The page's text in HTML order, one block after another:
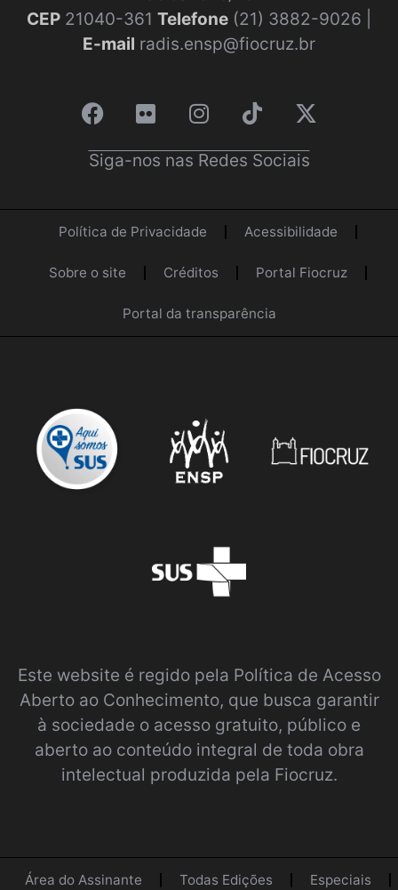
CEP 21040-361 Telefone (21) 3882-9026 |
E-mail radis.ensp@fiocruz.br
Siga-nos nas Redes Sociais
Política de Privacidade Acessibilidade
Sobre o site Créditos Portal Fiocruz
Portal da transparência
Este website é regido pela Política de Acesso
Aberto ao Conhecimento, que busca garantir
à sociedade o acesso gratuito, público e
aberto ao conteúdo integral de toda obra
intelectual produzida pela Fiocruz.
Área do Assinante Todas Edições Especiais